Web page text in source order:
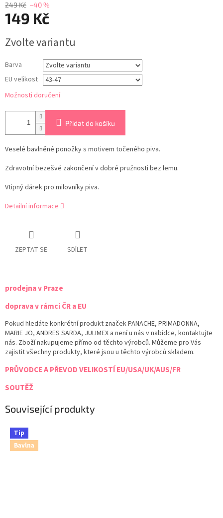
249 Kč –40 %
149 Kč
cena:
Zvolte variantu
Barva
EU velikost
Možnosti doručení
Přidat do košíku
Veselé bavlněné ponožky s motivem točeného piva.
Zdravotní bezešvé zakončení v dobré pružnosti bez lemu.
Vtipný dárek pro milovníky piva.
Detailní informace
ZEPTAT SE SDÍLET
prodejna v Praze
doprava v rámci ČR a EU
Pokud hledáte konkrétní produkt značek PANACHE, PRIMADONNA,
MARIE JO, ANDRES SARDA, JULIMEX a není u nás v nabídce, kontaktujte
nás. Zboží nakupujeme přímo od těchto výrobců. Můžeme pro Vás
zajistit všechny produkty, které jsou u těchto výrobců skladem.
PRŮVODCE A PŘEVOD VELIKOSTÍ EU/USA/UK/AUS/FR
SOUTĚŽ
Související produkty
Tip
Bavlna